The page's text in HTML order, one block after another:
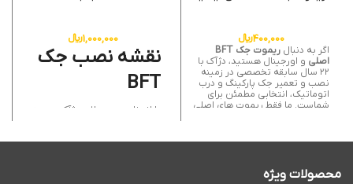
400,000﷼
اگر به دنبال
ریموت جک BFT
اصلی و اورجینال هستید، دژآک با
۲۲ سال سابقه تخصصی در زمینه
نصب و تعمیر جک پارکینگ و درب
اتوماتیک، انتخابی مطمئن برای
شماست. ما فقط ریموت های اصلی
امنیت بیشتر در اختیار شماست.
1,000,000﷼
نقشه نصب جک
BFT
با انتخاب محصولات دژآک و بهره
می توانید از امنیت و راحتی خانه
محصولات ویژه